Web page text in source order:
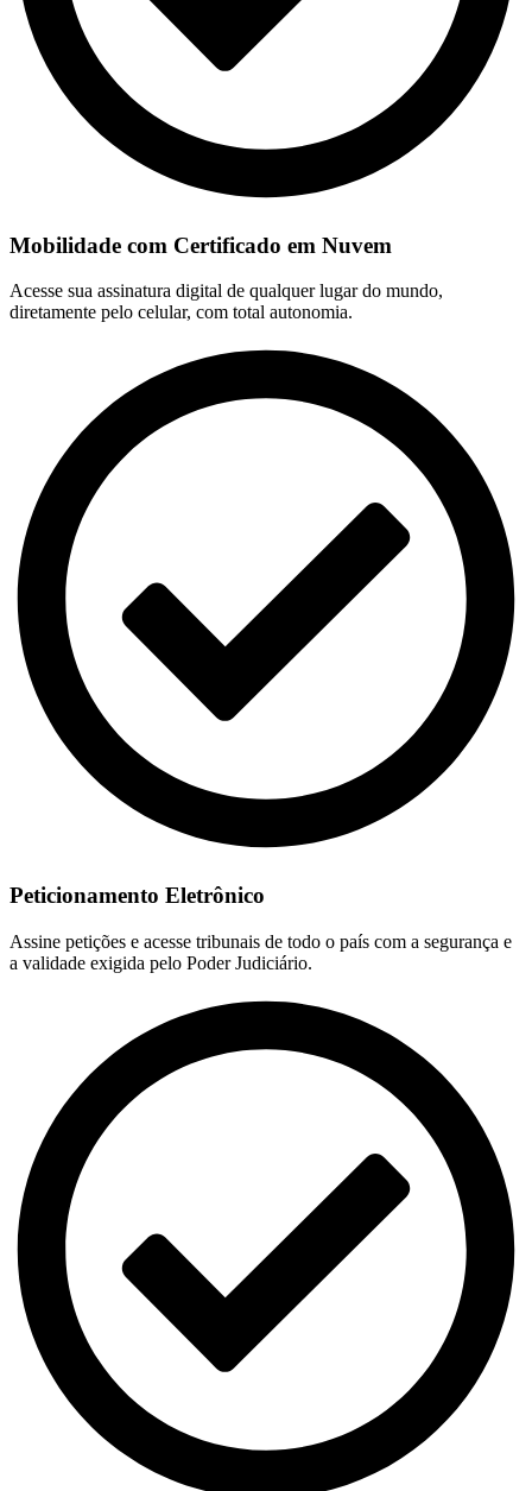
Mobilidade com Certificado em Nuvem
Acesse sua assinatura digital de qualquer lugar do mundo,
diretamente pelo celular, com total autonomia.
Peticionamento Eletrônico
Assine petições e acesse tribunais de todo o país com a segurança e
a validade exigida pelo Poder Judiciário.